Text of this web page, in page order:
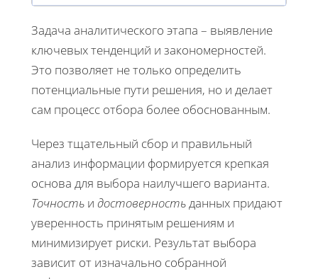
Задача аналитического этапа – выявление
ключевых тенденций и закономерностей.
Это позволяет не только определить
потенциальные пути решения, но и делает
сам процесс отбора более обоснованным.
Через тщательный сбор и правильный
анализ информации формируется крепкая
основа для выбора наилучшего варианта.
Точность и достоверностьданных придают
уверенность принятым решениям и
минимизирует риски. Результат выбора
зависит от изначально собранной